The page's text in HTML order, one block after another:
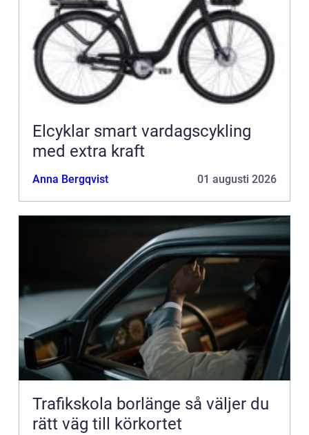
Elcyklar smart vardagscykling
med extra kraft
Anna Bergqvist 01 augusti 2026
Trafikskola borlänge så väljer du
rätt väg till körkortet